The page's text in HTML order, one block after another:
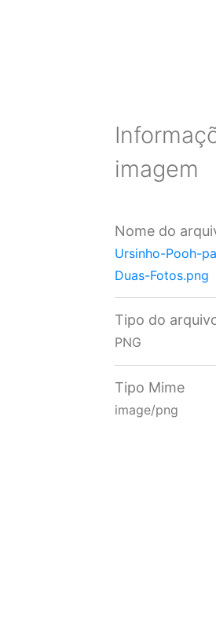
imagem
Nome do
Ursinho-Pooh-
Duas-Fotos.png
Tipo do
PNG
Tipo Mime
image/png